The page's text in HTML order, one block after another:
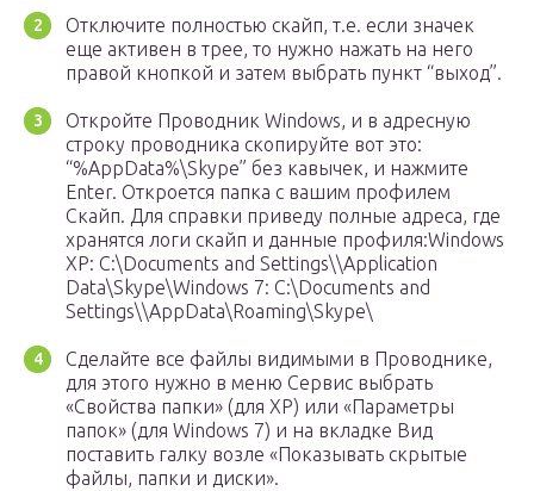
Отключите полностью скайп, т.е. если значек
еще активен в трее, то нужно нажать на него
правой кнопкой и затем выбрать пункт “выход”.
Откройте Проводник Windows, и в адресную
строку проводника скопируйте вот это:
“%AppData%\Skype” без кавычек, и нажмите
Enter. Откроется папка с вашим профилем
Скайп. Для справки приведу полные адреса, где
хранятся логи скайп и данные профиля:Windows
XP: C:\Documents and Settings\\Application
Data\Skype\Windows 7: C:\Documents and
Settings\\AppData\Roaming\Skype\
Сделайте все файлы видимыми в Проводнике,
для этого нужно в меню Сервис выбрать
«Свойства папки» (для ХР) или «Параметры
папок» (для Windows 7) и на вкладке Вид
поставить галку возле «Показывать скрытые
файлы, папки и диски».